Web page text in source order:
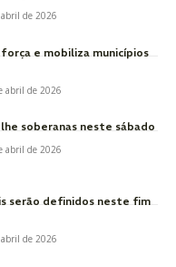
de 2026
e mobiliza municípios
abril de 2026
soberanas neste sábado
abril de 2026
serão definidos neste fim
de 2026